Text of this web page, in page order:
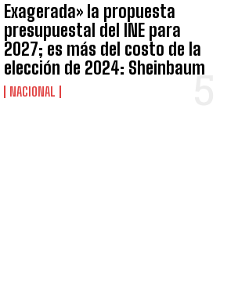
Exagerada» la propuesta
presupuestal del INE para
2027; es más del costo de la
elección de 2024: Sheinbaum
NACIONAL